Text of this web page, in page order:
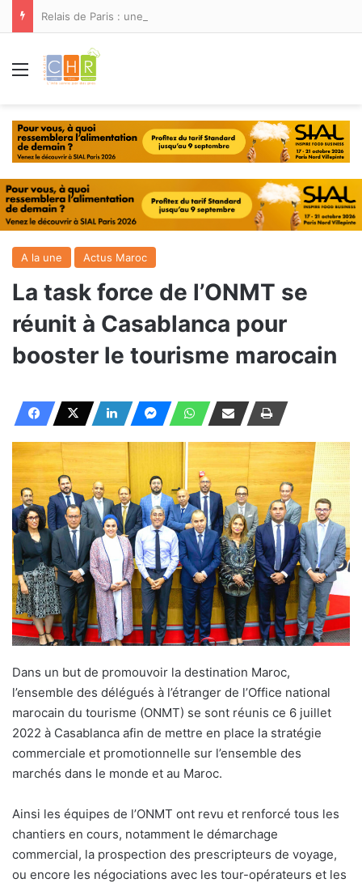
Menu
A la une Actus Maroc
La task force de l’ONMT se
réunit à Casablanca pour
booster le tourisme marocain
Dans un but de promouvoir la destination Maroc,
l’ensemble des délégués à l’étranger de l’Office national
marocain du tourisme (ONMT) se sont réunis ce 6 juillet
2022 à Casablanca afin de mettre en place la stratégie
commerciale et promotionnelle sur l’ensemble des
marchés dans le monde et au Maroc.
Ainsi les équipes de l’ONMT ont revu et renforcé tous les
chantiers en cours, notamment le démarchage
commercial, la prospection des prescripteurs de voyage,
ou encore les négociations avec les tour-opérateurs et les